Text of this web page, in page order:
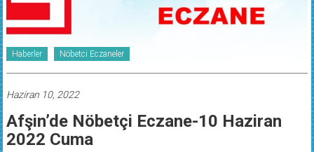
Haberler Nöbetci Eczaneler
Haziran 10, 2022
Afşin’de Nöbetçi Eczane-10 Haziran
2022 Cuma